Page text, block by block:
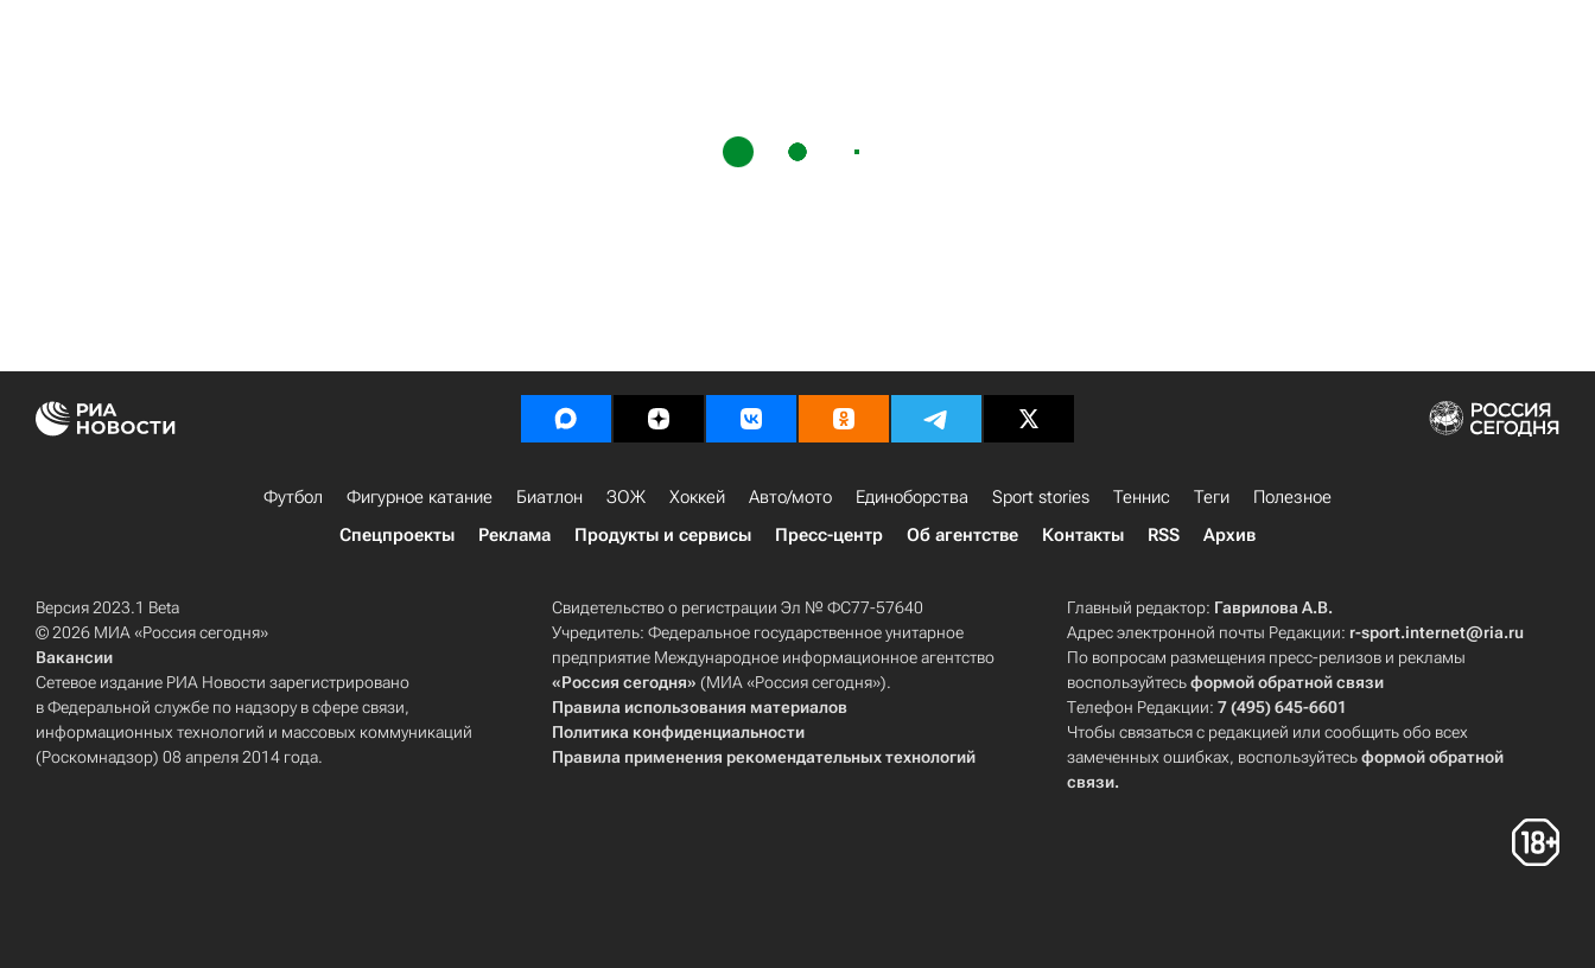
Футбол Фигурное катание Биатлон ЗОЖ Хоккей Авто/мото Единоборства Sport stories Теннис Теги
Полезное
Спецпроекты
Реклама Продукты и сервисы Пресс-центр Об агентстве Контакты RSS Архив
Версия 2023.1 Beta
© 2026 МИА «Россия сегодня»
Вакансии
Сетевое издание РИА Новости зарегистрировано
в Федеральной службе по надзору в сфере связи,
информационных технологий и массовых коммуникаций
(Роскомнадзор) 08 апреля 2014 года.
Свидетельство о регистрации Эл № ФС77-57640
Учредитель: Федеральное государственное унитарное
предприятие Международное информационное агентство
«Россия сегодня» (МИА «Россия сегодня»).
Правила использования материалов
Политика конфиденциальности
Правила применения рекомендательных технологий
Главный редактор: Гаврилова А.В.
Адрес электронной почты Редакции: r-sport.internet@ria.ru
По вопросам размещения пресс-релизов и рекламы
воспользуйтесьформой обратной связи
Телефон Редакции:7 (495) 645-6601
Чтобы связаться с редакцией или сообщить обо всех
замеченных ошибках, воспользуйтесьформой обратной
связи.